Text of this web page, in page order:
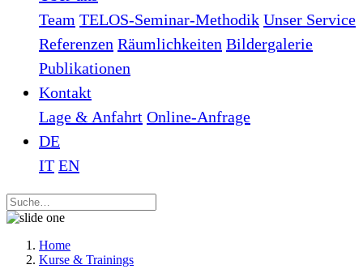
Team TELOS-Seminar-Methodik Unser Service
Referenzen Räumlichkeiten Bildergalerie
Publikationen
Kontakt
Lage & Anfahrt Online-Anfrage
DE
IT EN
Home
Kurse & Trainings